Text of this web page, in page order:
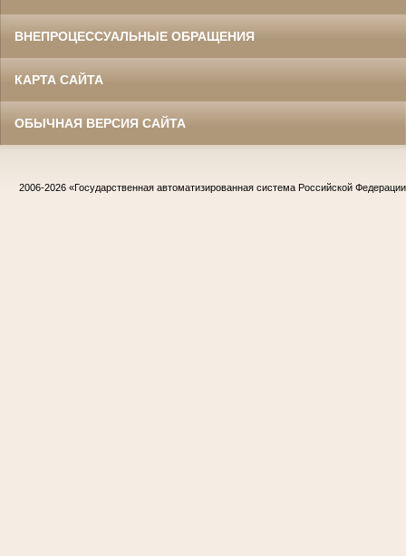
ВНЕПРОЦЕССУАЛЬНЫЕ ОБРАЩЕНИЯ
КАРТА САЙТА
ОБЫЧНАЯ ВЕРСИЯ САЙТА
2006-2026 «Государственная автоматизированная система Российской